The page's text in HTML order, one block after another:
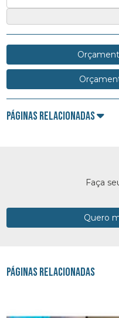
Páginas Relacionadas
Faça
Quero
Páginas Relacionadas